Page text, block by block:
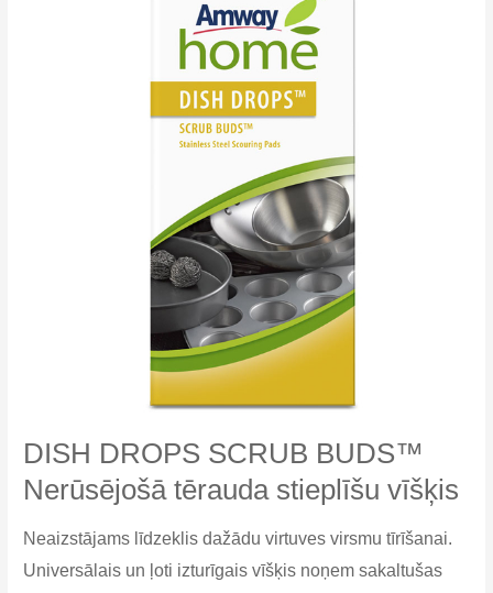
DISH DROPS SCRUB BUDS™
Nerūsējošā tērauda stieplīšu vīšķis
Neaizstājams līdzeklis dažādu virtuves virsmu tīrīšanai.
Universālais un ļoti izturīgais vīšķis noņem sakaltušas